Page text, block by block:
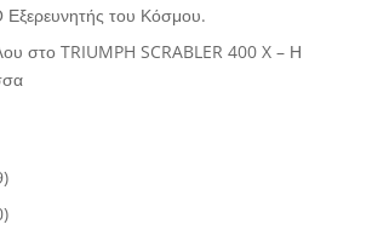
Εξερευνητής του Κόσμου.
στο TRIUMPH SCRABLER 400 X – Η